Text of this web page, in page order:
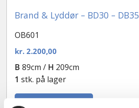
Brand & Lyddør – BD30 – DB35
OB601
kr.2.200,00
Tilføj til kurv
B 89cm / H 209cm
1 stk. på lager